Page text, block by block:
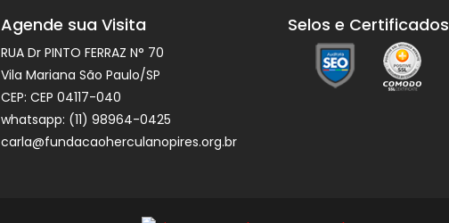
Agende sua Visita
RUA Dr PINTO FERRAZ N° 70
Vila Mariana São Paulo/SP
CEP: CEP 04117-040
whatsapp: (11) 98964-0425
carla@fundacaoherculanopires.org.br
Selos e Certificados